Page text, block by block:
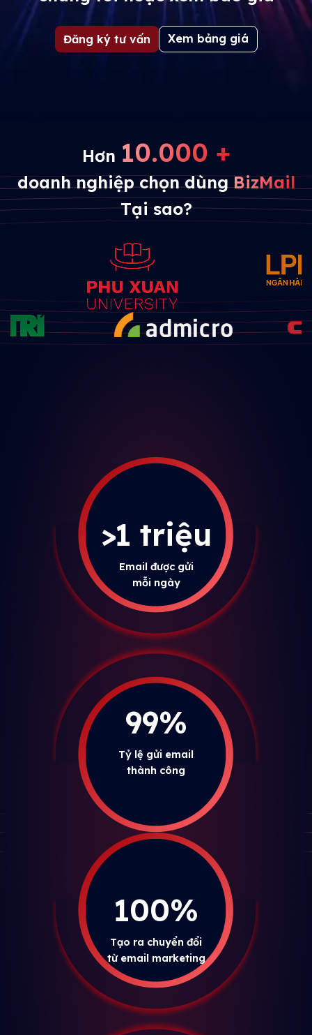
Đăng ký tư vấn Xem bảng giá
Hơn 10.000 +
doanh nghiệp chọn dùngBizMail
Tại sao?
>1 triệu
Email được gửi
mỗi ngày
99%
Tỷ lệ gửi email
thành công
100%
Tạo ra chuyển đổi
từ email marketing